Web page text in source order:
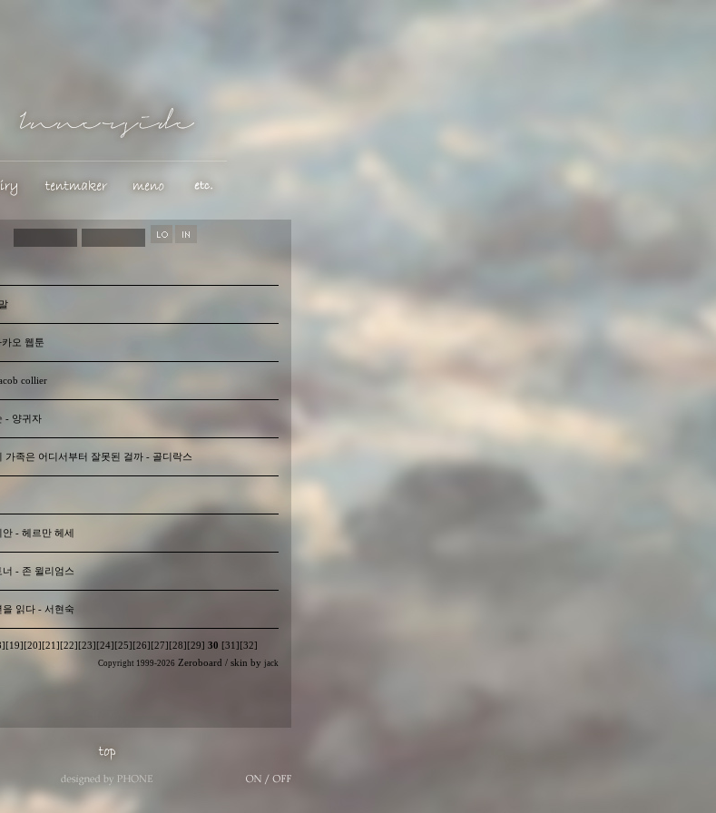
오 웹툰
collier
- 양귀자
가족은 어디서부터 잘못된 걸까 - 골디락스
- 헤르만 헤세
- 존 윌리엄스
읽다 - 서현숙
[19] [20] [21] [22] [23] [24] [25] [26] [27] [28] [29] 30 [31] [32]
Copyright 1999-2026 Zeroboard / skin by jack